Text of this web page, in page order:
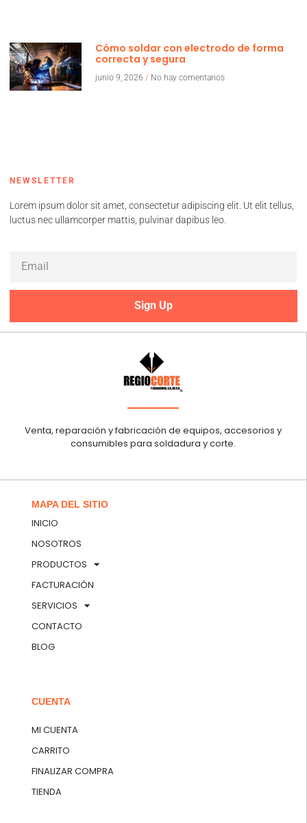
Cómo soldar con electrodo de forma
correcta y segura
junio 9, 2026 No hay comentarios
NEWSLETTER
Lorem ipsum dolor sit amet, consectetur adipiscing elit. Ut elit tellus,
luctus nec ullamcorper mattis, pulvinar dapibus leo.
Sign Up
Venta, reparación y fabricación de equipos, accesorios y
consumibles para soldadura y corte.
MAPA DEL SITIO
INICIO
NOSOTROS
PRODUCTOS
FACTURACIÓN
SERVICIOS
CONTACTO
BLOG
CUENTA
MI CUENTA
CARRITO
FINALIZAR COMPRA
TIENDA